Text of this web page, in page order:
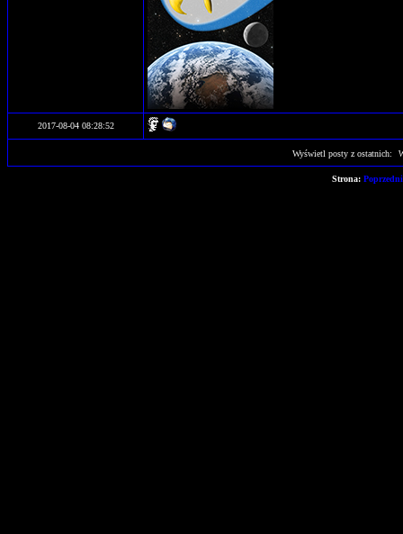
2017-08-04 08:28:52
Wyświetl posty z ostatnich:
Strona: